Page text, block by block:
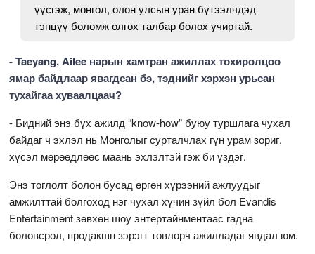
үүсгэж, монгол, олон улсын уран бүтээлчдэд
тэнцүү боломж олгох талбар болох учиртай.
- Taeyang, Ailee нарын хамтран ажиллах тохиролцоо
ямар байдлаар явагдсан бэ, тэднийг хэрхэн урьсан
тухайгаа хуваалцаач?
- Бидний энэ бүх ажилд “know-how” буюу туршлага чухал
байдаг ч эхлэл нь Монголыг сурталчлах гүн урам зориг,
хүсэл мөрөөдлөөс маань эхлэлтэй гэж би үздэг.
Энэ тоглолт болон бусад өргөн хүрээний ажлуудыг
амжилттай болгоход нэг чухал хүчин зүйл бол Evandis
Entertainment зөвхөн шоу энтертайнментаас гадна
боловсрол, продакшн зэрэгт төвлөрч ажилладаг явдал юм.